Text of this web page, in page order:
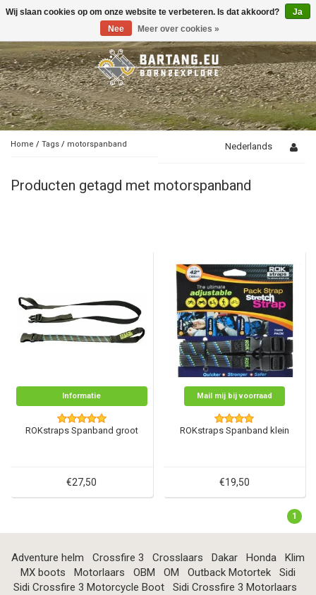
Toggle
Home / Tags / motorspanband Nederlands
Producten getagd met motorspanband
Informatie
ROKstraps Spanband groot
€27,50
Mail mij bij voorraad
ROKstraps Spanband klein
€19,50
1
Adventure helm Crossfire 3 Crosslaars Dakar Honda
Klim
MX boots
Motorlaars OBM OM Outback Motortek
Sidi
Sidi Crossfire 3 Motorcycle Boot
Sidi Crossfire 3 Motorlaars
Wij slaan cookies op om onze website te verbeteren. Is dat akkoord?
Ja
Nee
Meer over cookies »